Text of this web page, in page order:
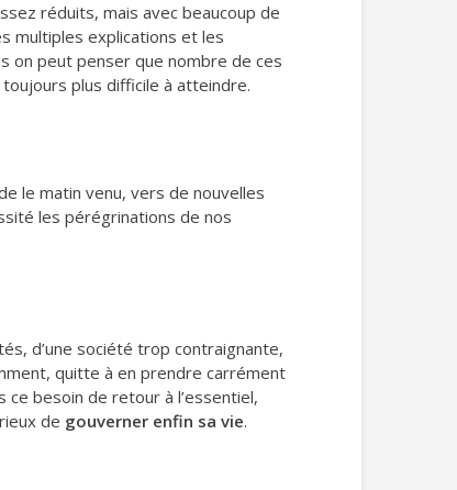
réduits, mais avec beaucoup de
multiples explications et les
on peut penser que nombre de ces
toujours plus difficile à atteindre.
le matin venu, vers de nouvelles
les pérégrinations de nos
d’une société trop contraignante,
quitte à en prendre carrément
besoin de retour à l’essentiel,
de gouverner enfin sa vie.